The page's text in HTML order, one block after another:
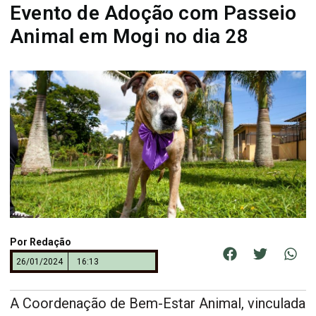
Evento de Adoção com Passeio
Animal em Mogi no dia 28
Por Redação
26/01/2024 16:13
A Coordenação de Bem-Estar Animal, vinculada